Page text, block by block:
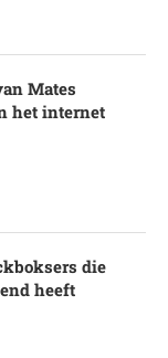
Mates
het internet
die
heeft